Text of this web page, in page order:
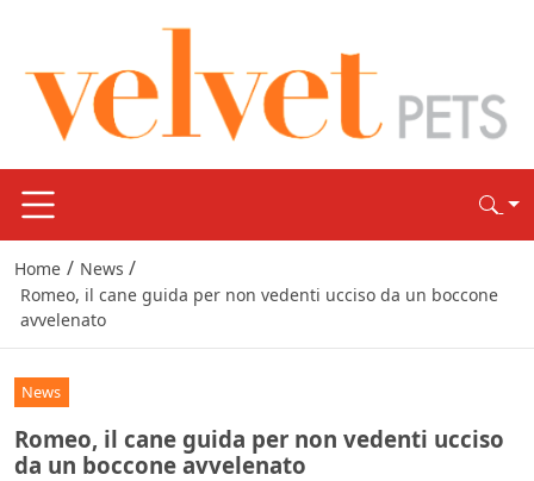
Home / News /
Romeo, il cane guida per non vedenti ucciso da un boccone
avvelenato
News
Romeo, il cane guida per non vedenti ucciso
da un boccone avvelenato